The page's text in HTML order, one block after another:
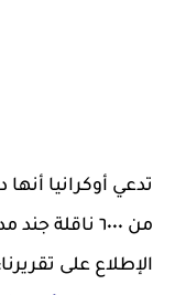
من ٦٠٠٠
الإطلاع على